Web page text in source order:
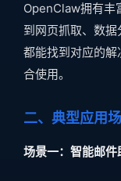
OpenClaw拥有丰
到网页抓取、数
都能找到对应的
合使用。
二、典型应用
场景一：智能邮件